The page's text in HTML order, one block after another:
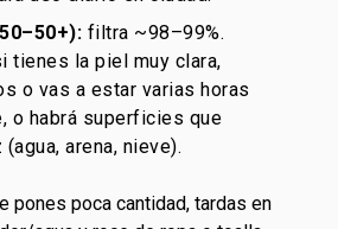
filtra ~98–99%.
tienes la piel muy clara,
o vas a estar varias horas
o habrá superficies que
arena, nieve).
pones poca cantidad, tardas en